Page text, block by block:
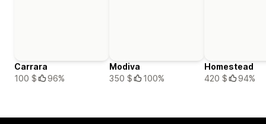
Carrara
100 $
96%
Modiva
350 $
100%
Homestead
420 $
94%